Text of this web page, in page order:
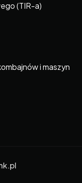
(TIR-a)
i maszyn